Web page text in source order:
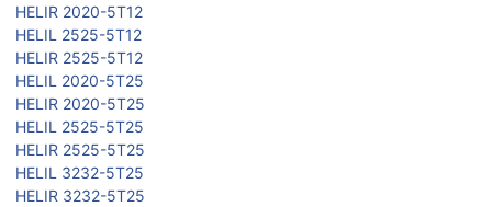
HELIR 2020-5T12
HELIL 2525-5T12
HELIR 2525-5T12
HELIL 2020-5T25
HELIR 2020-5T25
HELIL 2525-5T25
HELIR 2525-5T25
HELIL 3232-5T25
HELIR 3232-5T25